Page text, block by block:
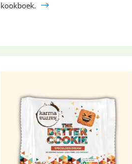
kookboek.